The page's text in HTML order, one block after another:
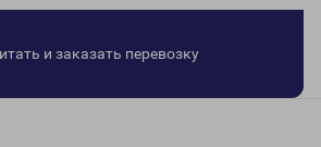
и заказать перевозку